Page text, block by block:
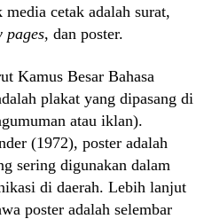
cetak adalah surat,
pages, dan poster.
Kamus Besar Bahasa
plakat yang dipasang di
atau iklan).
(1972), poster adalah
sering digunakan dalam
di daerah. Lebih lanjut
poster adalah selembar